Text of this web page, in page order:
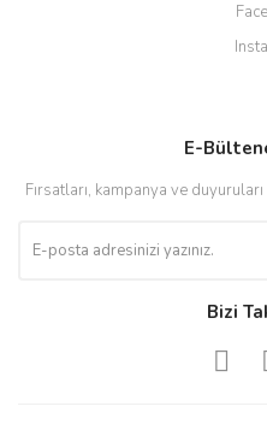
E-
Fırsatları, kampanya ve
Bizi